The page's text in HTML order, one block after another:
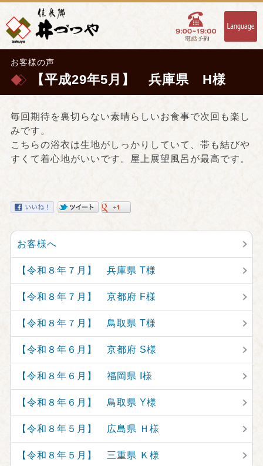
お客様の声
【平成29年5月】 兵庫県 H様
毎回期待を裏切らない素晴らしいお食事で次回も楽し
みです。
こちらの浴衣は生地がしっかりしていて、帯も結びや
すくて着心地がいいです。屋上展望風呂が最高です。
お客様へ
【令和８年７月】 兵庫県 T様
【令和８年７月】 京都府 F様
【令和８年７月】 鳥取県 T様
【令和８年６月】 京都府 S様
【令和８年６月】 福岡県 I様
【令和８年６月】 鳥取県 Y様
【令和８年５月】 広島県 Ｈ様
【令和８年５月】 三重県 Ｋ様